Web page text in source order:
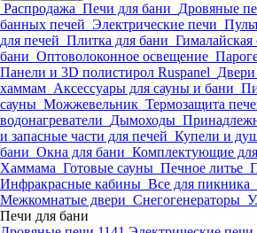
Распродажа Печи для бани Дровяные
банных печей Электрические печи
для печей Плитка для бани Гималайская
бани Оптоволоконное освещение
Панели и 3D полистирол Ruspanel Двери
хаммам Аксессуары для сауны и бани
сауны Можжевельник Термозащита
водонагреватели Дымоходы
и запасные части для печей Купели и
бани Окна для бани Комплектующие
Хаммама Готовые сауны Печное литье
Инфракрасные кабины Все для пикника
Межкомнатые двери Снегогенераторы
Печи для бани